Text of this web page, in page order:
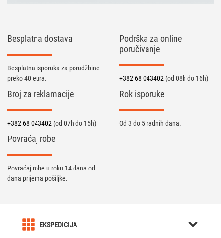
Besplatna dostava
Besplatna isporuka za porudžbine
preko 40 eura.
Podrška za online
poručivanje
+382 68 043402 (od 08h do 16h)
Broj za reklamacije
+382 68 043402 (od 07h do 15h)
Rok isporuke
Od 3 do 5 radnih dana.
Povraćaj robe
Povraćaj robe u roku 14 dana od
dana prijema pošiljke.
EKSPEDICIJA